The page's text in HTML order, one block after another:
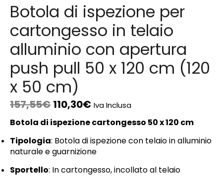
Botola di ispezione per
cartongesso in telaio
alluminio con apertura
push pull 50 x 120 cm (120
x 50 cm)
157,55€ 110,30€ Iva Inclusa
Botola di ispezione cartongesso 50 x 120 cm
Tipologia: Botola di ispezione con telaio in alluminio
naturale e guarnizione
Sportello: In cartongesso, incollato al telaio